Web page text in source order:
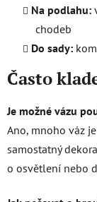
Na podlahu:
chodeb
Do sady:
Často
Je možné vázu
Ano, mnoho váz
samostatný
o osvětlení nebo